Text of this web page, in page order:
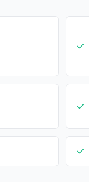
✓
✓
✓